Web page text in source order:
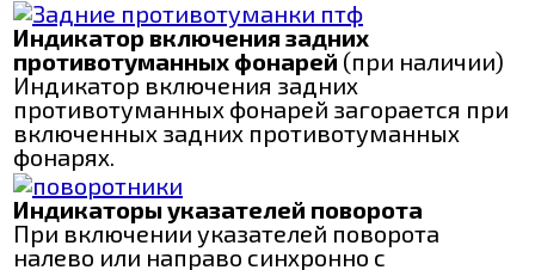
Индикатор включения задних
противотуманных фонарей (при наличии)
Индикатор включения задних
противотуманных фонарей загорается при
включенных задних противотуманных
фонарях.
Индикаторы указателей поворота
При включении указателей поворота
налево или направо синхронно с